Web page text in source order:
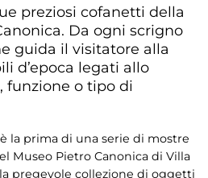
preziosi cofanetti della
Da ogni scrigno
guida il visitatore alla
d’epoca legati allo
funzione o tipo di
è la prima di una serie di mostre
Museo Pietro Canonica di Villa
pregevole collezione di oggetti